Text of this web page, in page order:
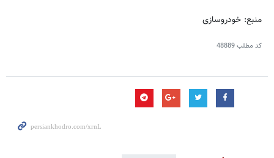
منبع: خودروسازی
کد مطلب48889